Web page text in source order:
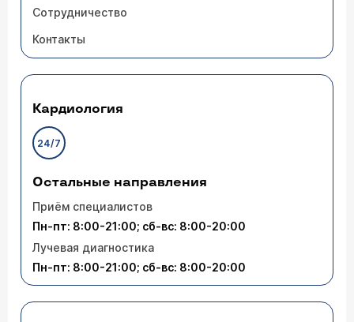
Сотрудничество
Контакты
Кардиология
24/7
Остальные направления
Приём специалистов
Пн-пт: 8:00-21:00; сб-вс: 8:00-20:00
Лучевая диагностика
Пн-пт: 8:00-21:00; сб-вс: 8:00-20:00